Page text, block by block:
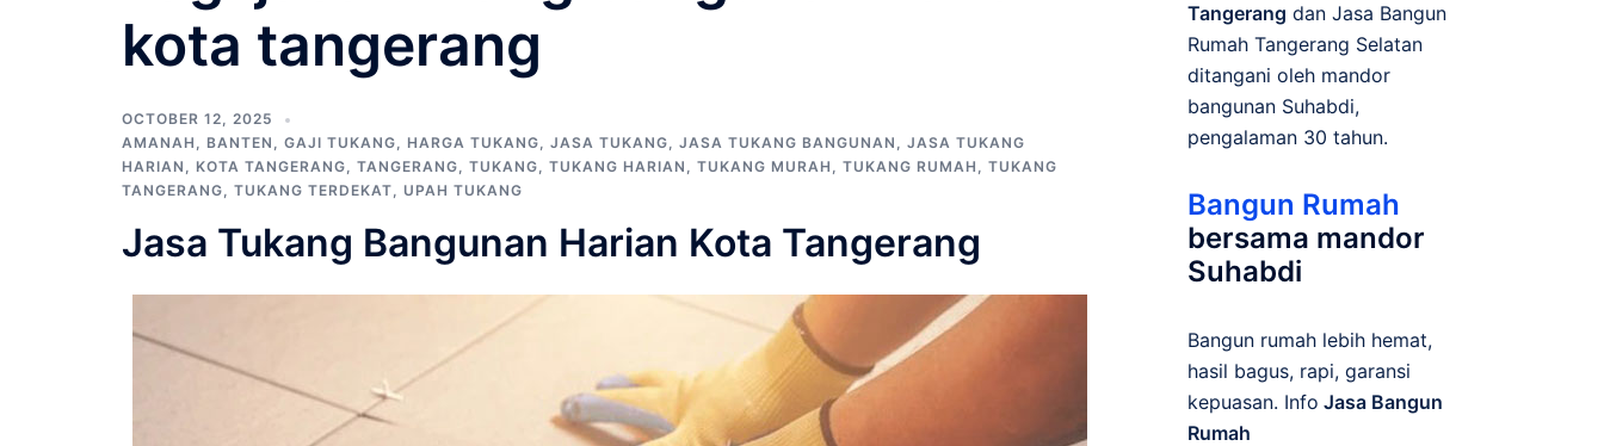
kota tangerang
OCTOBER 12, 2025
AMANAH , BANTEN , GAJI TUKANG, HARGA TUKANG, JASA TUKANG, JASA TUKANG BANGUNAN , JASA TUKANG
HARIAN , KOTA TANGERANG, TANGERANG, TUKANG, TUKANG HARIAN , TUKANG MURAH , TUKANG RUMAH , TUKANG
TANGERANG, TUKANG TERDEKAT, UPAH TUKANG
Jasa Tukang Bangunan Harian Kota Tangerang
Tangerang dan Jasa Bangun
Rumah Tangerang Selatan
ditangani oleh mandor
bangunan Suhabdi,
pengalaman 30 tahun.
Bangun Rumah
bersama mandor
Suhabdi
Bangun rumah lebih hemat,
hasil bagus, rapi, garansi
kepuasan. Info Jasa Bangun
Rumah